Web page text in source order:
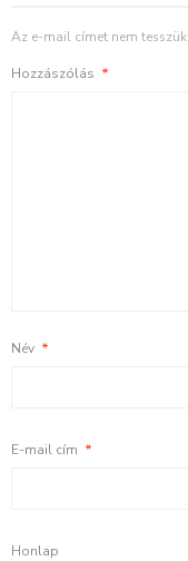
Az e-mail címet nem
Hozzászólás *
Név *
E-mail cím *
Honlap